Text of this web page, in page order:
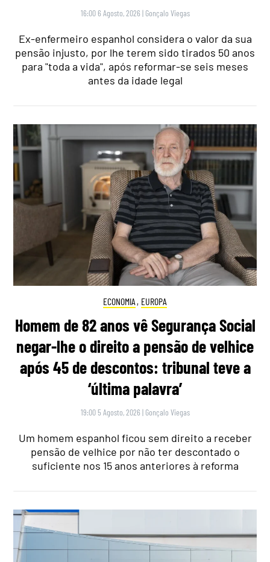
16:00 6 Agosto, 2026 | Gonçalo Viegas
Ex-enfermeiro espanhol considera o valor da sua
pensão injusto, por lhe terem sido tirados 50 anos
para "toda a vida", após reformar-se seis meses
antes da idade legal
ECONOMIA , EUROPA
Homem de 82 anos vê Segurança Social
negar-lhe o direito a pensão de velhice
após 45 de descontos: tribunal teve a
‘última palavra’
19:00 5 Agosto, 2026 | Gonçalo Viegas
Um homem espanhol ficou sem direito a receber
pensão de velhice por não ter descontado o
suficiente nos 15 anos anteriores à reforma